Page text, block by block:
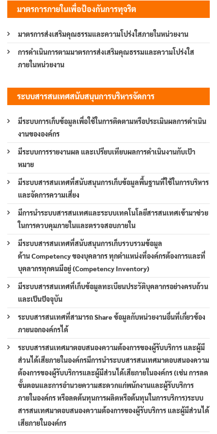
มาตรการภายในเพื่อป้องกันการทุจริต
มาตรการส่งเสริมคุณธรรมและความโปร่งใสภายในหน่วยงาน
การดำเนินการตามมาตรการส่งเสริมคุณธรรมและความโปร่งใส
ภายในหน่วยงาน
ระบบสารสนเทศสนับสนุนการบริหารจัดการ
มีระบบการเก็บข้อมูลเพื่อใช้ในการติดตามหรือประเมินผลการดำเนิน
งานขององค์กร
มีระบบการรายงานผล และเปรียบเทียบผลการดำเนินงานกับเป้า
หมาย
มีระบบสารสนเทศที่สนับสนุนการเก็บข้อมูลพื้นฐานที่ใช้ในการบริหาร
และจัดการความเสี่ยง
มีการนำระบบสารสนเทศและระบบเทคโนโลยีสารสนเทศเข้ามาช่วย
ในการควบคุมภายในและตรวจสอบภายใน
มีระบบสารสนเทศที่สนับสนุนการเก็บรวบรวมข้อมูล
ด้าน Competency ของบุคลากร ทุกตำแหน่งที่องค์กรต้องการและที่
บุคลากรทุกคนมีอยู่ (Competency Inventory)
มีระบบสารสนเทศที่เก็บข้อมูลทะเบียนประวัติบุคลากรอย่างครบถ้วน
และเป็นปัจจุบัน
ระบบสารสนเทศที่สามารถ Share ข้อมูลกับหน่วยงานอื่นที่เกี่ยวข้อง
ภายนอกองค์กรได้
ระบบสารสนเทศมาตอบสนองความต้องการของผู้รับบริการ และผู้มี
ส่วนได้เสียภายในองค์กรมีการนำระบบสารสนเทศมาตอบสนองความ
ต้องการของผู้รับบริการและผู้มีส่วนได้เสียภายในองค์กร (เช่น การลด
ขั้นตอนและการอำนวยความสะดวกแก่พนักงานและผู้รับบริการ
ภายในองค์กร หรือลดต้นทุนการผลิตหรือต้นทุนในการบริการ)ระบบ
สารสนเทศมาตอบสนองความต้องการของผู้รับบริการ และผู้มีส่วนได้
เสียภายในองค์กร